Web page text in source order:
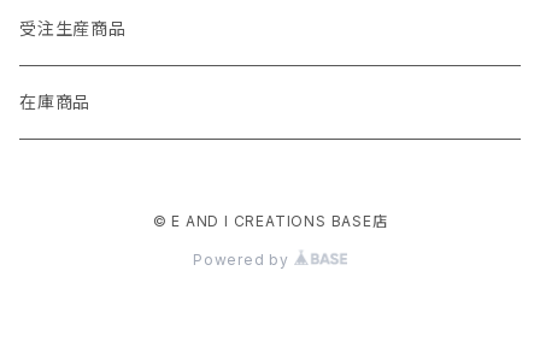
受注生産商品
在庫商品
© E AND I CREATIONS BASE店
Powered by